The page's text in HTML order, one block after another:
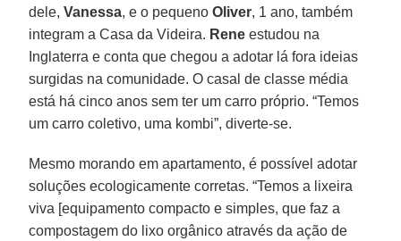
dele,Vanessa, e o pequenoOliver, 1 ano, também
integram a Casa da Videira. Rene estudou na
Inglaterra e conta que chegou a adotar lá fora ideias
surgidas na comunidade. O casal de classe média
está há cinco anos sem ter um carro próprio. “Temos
um carro coletivo, uma kombi”, diverte-se.
Mesmo morando em apartamento, é possível adotar
soluções ecologicamente corretas. “Temos a lixeira
viva [equipamento compacto e simples, que faz a
compostagem do lixo orgânico através da ação de